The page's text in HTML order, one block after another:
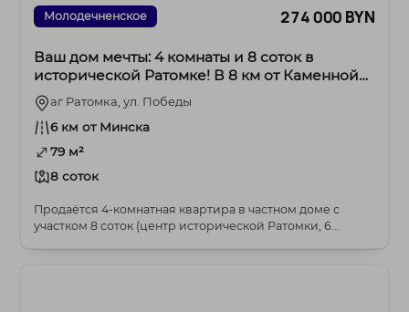
Молодечненское 274 000 BYN
Ваш дом мечты: 4 комнаты и 8 соток в
исторической Ратомке! В 8 км от Каменной
горки.
аг Ратомка, ул. Победы
6 км от Минска
79 м²
8 соток
Продаётся 4-комнатная квартира в частном доме с
участком 8 соток (центр исторической Ратомки, 6...